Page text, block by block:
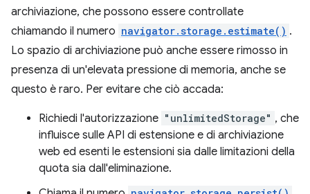
archiviazione, che possono essere controllate
chiamando il numero navigator.storage.estimate() .
Lo spazio di archiviazione può anche essere rimosso in
presenza di un'elevata pressione di memoria, anche se
questo è raro. Per evitare che ciò accada:
Richiedi l'autorizzazione "unlimitedStorage" , che
influisce sulle API di estensione e di archiviazione
web ed esenti le estensioni sia dalle limitazioni della
quota sia dall'eliminazione.